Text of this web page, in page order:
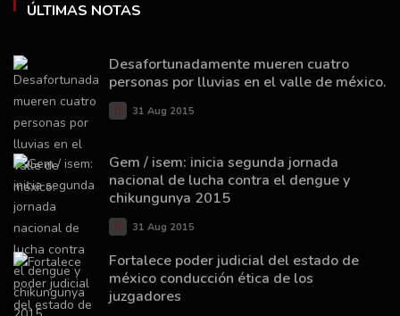
ÚLTIMAS NOTAS
Desafortunadamente mueren cuatro
personas por lluvias en el valle de méxico.
31 Aug 2015
Gem / isem: inicia segunda jornada
nacional de lucha contra el dengue y
chikungunya 2015
31 Aug 2015
Fortalece poder judicial del estado de
méxico conducción ética de los
juzgadores